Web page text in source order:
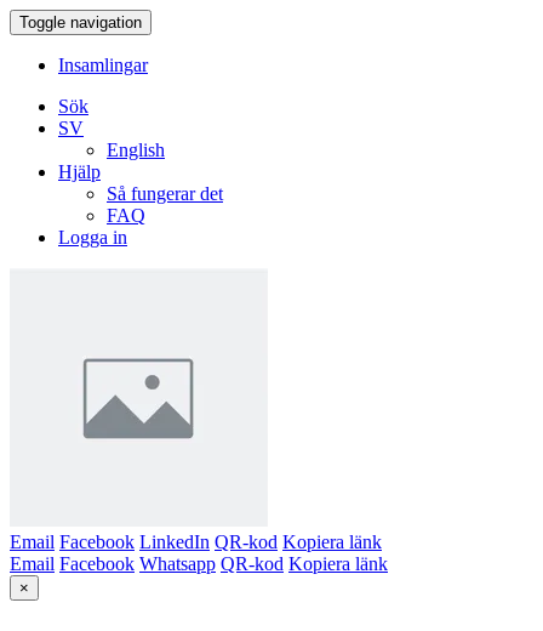
Toggle navigation
Insamlingar
Sök
SV
English
Hjälp
Så fungerar det
FAQ
Logga in
Email Facebook LinkedIn QR-kod Kopiera länk
Email Facebook Whatsapp QR-kod Kopiera länk
×